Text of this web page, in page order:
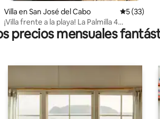
Villa en San José del Cabo Calificación
5 (33)
¡Villa frente a la playa! La Palmilla 4
camas/4 baños
precios mensuales